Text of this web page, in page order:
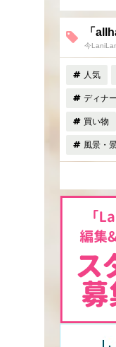
「
今
人気
ディナー
買い物
風景・